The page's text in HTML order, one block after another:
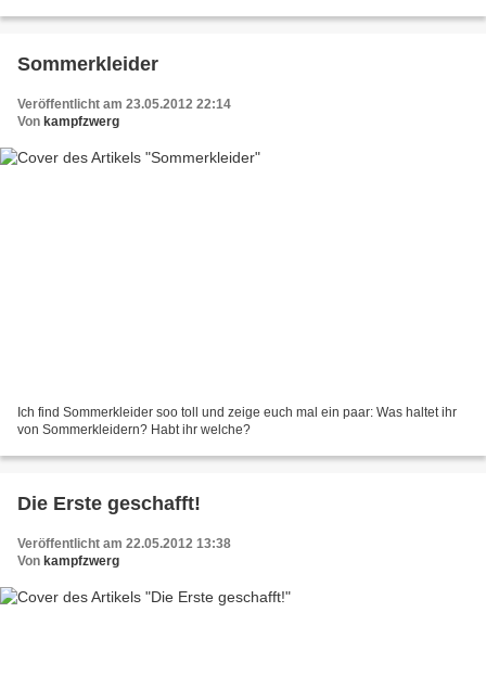
Sommerkleider
Veröffentlicht am 23.05.2012 22:14
Von kampfzwerg
Ich find Sommerkleider soo toll und zeige euch mal ein paar: Was haltet ihr
von Sommerkleidern? Habt ihr welche?
Die Erste geschafft!
Veröffentlicht am 22.05.2012 13:38
Von kampfzwerg